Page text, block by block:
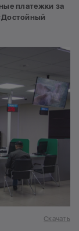
платежки за
Скачать